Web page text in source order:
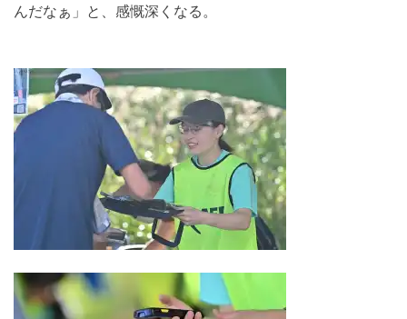
んだなぁ」と、感慨深くなる。